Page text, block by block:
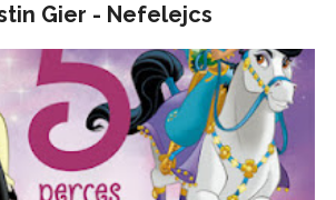
Gier - Nefelejcs